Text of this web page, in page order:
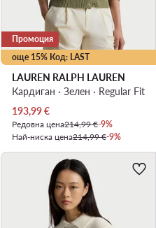
още 15% Код: LAST
Промоция
LAUREN RALPH LAUREN
Кардиган · Зелен · Regular Fit
Актуална цена
193,99€
Редовна цена214,99 €-9%
Най-ниска цена214,99 €-9%